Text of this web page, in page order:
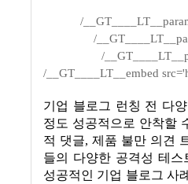
/
/
/
/__GT____LT__embed
기업 블로그 런칭 전 다
정도 성공적으로 안착할
적 댓글, 제품 불만 의견
들의 다양한 공격성 테스
성공적인 기업 블로그 사